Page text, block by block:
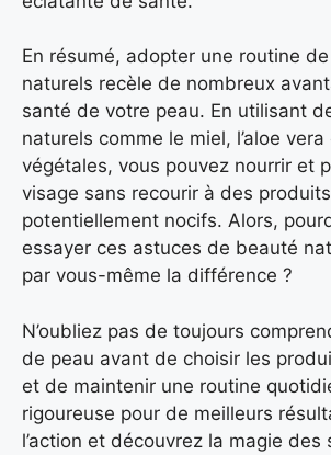
En résumé, adopter une routine
naturels recèle de nombreux
santé de votre peau. En utilisant
naturels comme le miel, l’aloe
végétales, vous pouvez nourrir et
visage sans recourir à des
potentiellement nocifs. Alors,
essayer ces astuces de beauté
par vous-même la différence ?
N’oubliez pas de toujours
de peau avant de choisir les
et de maintenir une routine
rigoureuse pour de meilleurs
l’action et découvrez la magie des